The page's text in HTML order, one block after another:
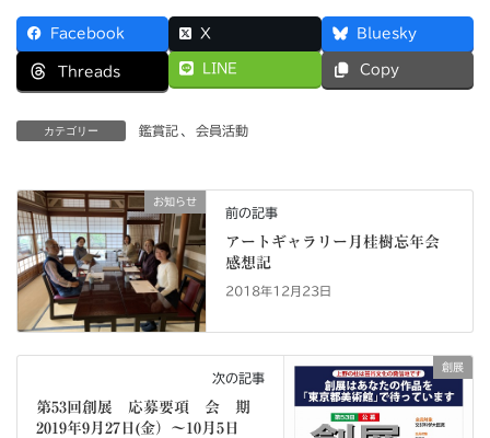
c
e
b
o
k
s
t
o
d
n
ai
l
Facebook X Bluesky
Threads LINE Copy
カテゴリー 鑑賞記 、 会員活動
お知らせ
前の記事
アートギャラリー月桂樹忘年会
感想記
2018年12月23日
創展
次の記事
第53回創展 応募要項 会 期
2019年9月27日(金）～10月5日